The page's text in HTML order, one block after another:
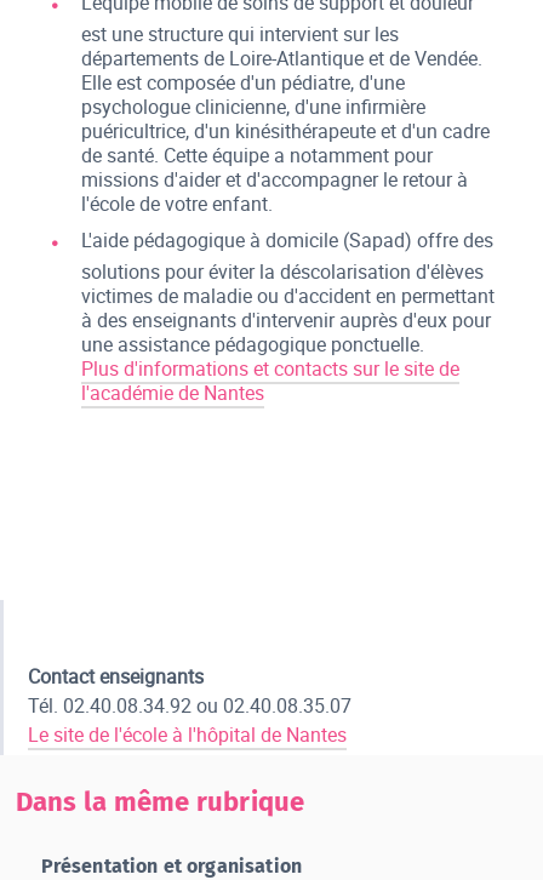
est une structure qui intervient sur les
départements de Loire-Atlantique et de Vendée.
Elle est composée d'un pédiatre, d'une
psychologue clinicienne, d'une infirmière
puéricultrice, d'un kinésithérapeute et d'un cadre
de santé. Cette équipe a notamment pour
missions d'aider et d'accompagner le retour à
l'école de votre enfant.
L'aide pédagogique à domicile (Sapad) offre des
solutions pour éviter la déscolarisation d'élèves
victimes de maladie ou d'accident en permettant
à des enseignants d'intervenir auprès d'eux pour
une assistance pédagogique ponctuelle.
Plus d'informations et contacts sur le site de
l'académie de Nantes
Contact enseignants
Tél. 02.40.08.34.92 ou 02.40.08.35.07
Le site de l'école à l'hôpital de Nantes
Dans la même rubrique
Présentation et organisation